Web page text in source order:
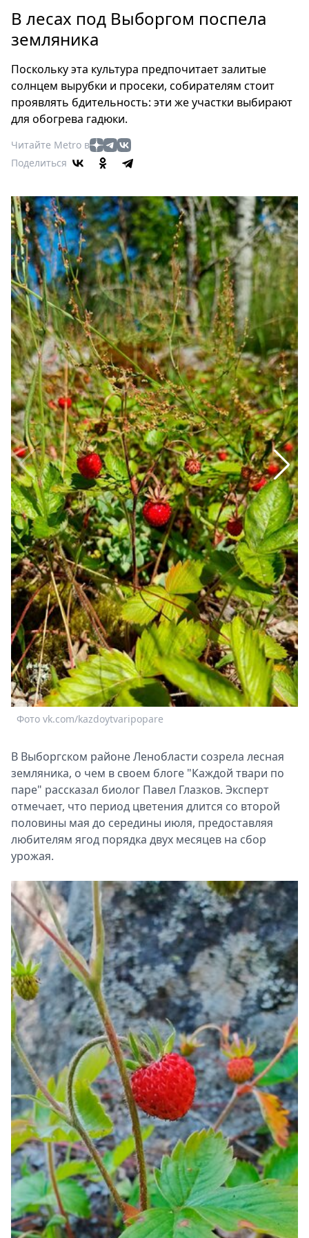
Россия
Мир
Еда
Туризм
Мода
Театр
Кино
Афиша
Книги
Выставки
Пресс-
релизы
О
Metro
Стримы
Спецпроекты
Звезды
Выборы
2026
Скачай
Metro
В лесах под Выборгом поспела
земляника
Поскольку эта культура предпочитает залитые
солнцем вырубки и просеки, собирателям стоит
проявлять бдительность: эти же участки выбирают
для обогрева гадюки.
Читайте Metro в
Поделиться
Фото vk.com/kazdoytvaripopare
В Выборгском районе Ленобласти созрела лесная
земляника, о чем в своем блоге "Каждой твари по
паре" рассказал биолог Павел Глазков. Эксперт
отмечает, что период цветения длится со второй
половины мая до середины июля, предоставляя
любителям ягод порядка двух месяцев на сбор
урожая.